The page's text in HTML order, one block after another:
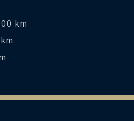
km